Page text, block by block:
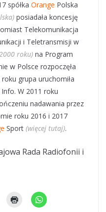
spółka Orange Polska
posiadała koncesję
Telekomunikacja
i Teletransmisji w
roku) na Program
w Polsce rozpoczęła
grupa uruchomiła
W 2011 roku
nadawania przez
roku 2016 i 2017
Sport (więcej tutaj).
Rada Radiofonii i